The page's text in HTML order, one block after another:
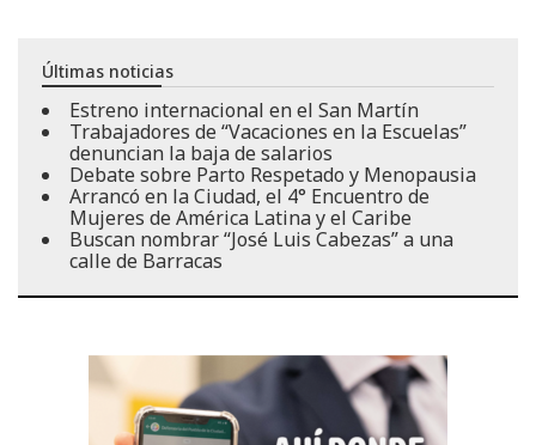
Últimas noticias
Estreno internacional en el San Martín
Trabajadores de “Vacaciones en la Escuelas”
denuncian la baja de salarios
Debate sobre Parto Respetado y Menopausia
Arrancó en la Ciudad, el 4° Encuentro de
Mujeres de América Latina y el Caribe
Buscan nombrar “José Luis Cabezas” a una
calle de Barracas